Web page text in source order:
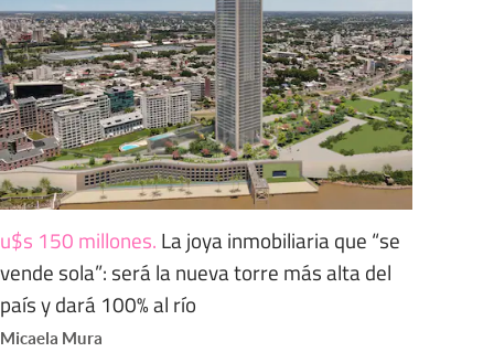
u$s 150 millones. La joya inmobiliaria que “se
vende sola”: será la nueva torre más alta del
país y dará 100% al río
Micaela Mura